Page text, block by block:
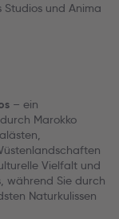
Studios und Anima
– ein
Marokko
Vielfalt und
während Sie durch
Naturkulissen